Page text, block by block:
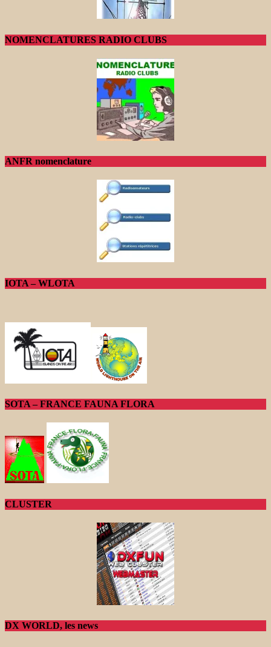
NOMENCLATURES RADIO CLUBS
ANFR nomenclature
IOTA – WLOTA
SOTA – FRANCE FAUNA FLORA
CLUSTER
DX WORLD, les news